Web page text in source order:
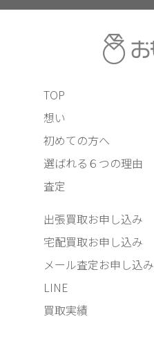
TOP
想い
初めての方へ
選ばれる６つの理由
査定
出張買取お申し込み
宅配買取お申し込み
メール査定お申し込み
LINE
買取実績